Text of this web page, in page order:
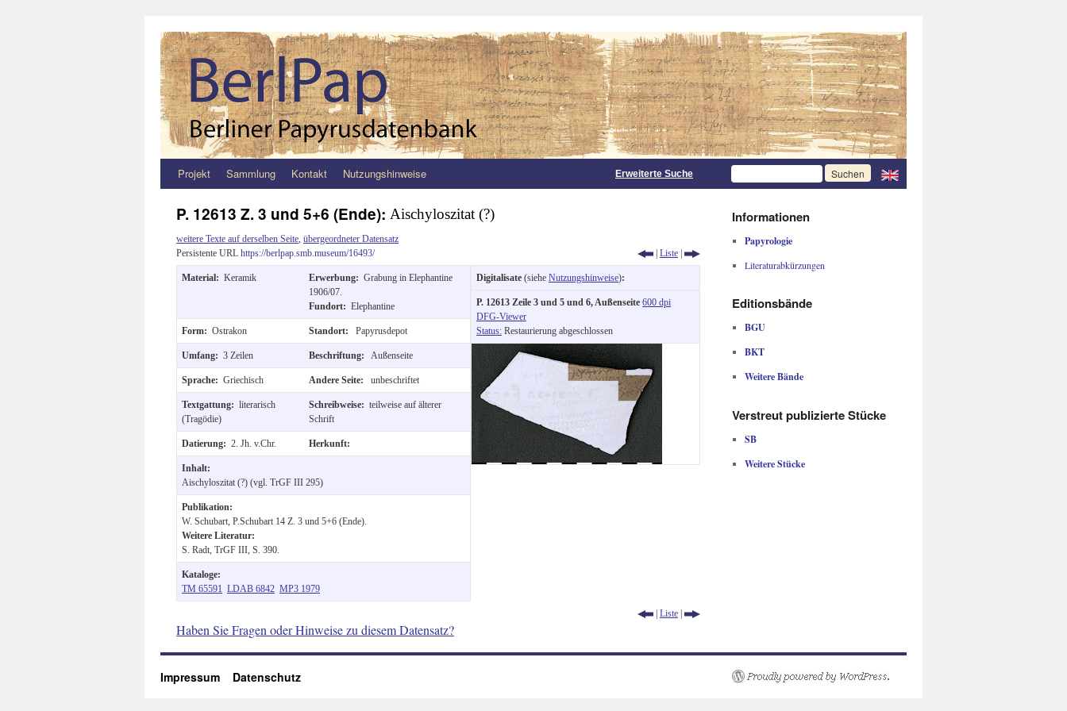
Zum
springen
Projekt Sammlung Kontakt Nutzungshinweise Erweiterte Suche
P. 12613 Z. 3 und 5+6 (Ende): Aischyloszitat (?)
weitere Texte auf derselben Seite übergeordneter Datensatz
Persistente URL https://berlpap.smb.museum/16493/ | Liste |
Material: Keramik Erwerbung: Grabung in Elephantine
1906/07.
Fundort: Elephantine
Form: Ostrakon Standort: Papyrusdepot
Umfang: 3 Zeilen Beschriftung: Außenseite
Sprache: Griechisch Andere Seite: unbeschriftet
Textgattung: literarisch
(Tragödie)
Schreibweise: teilweise auf älterer
Schrift
Datierung: 2. Jh. v.Chr. Herkunft:
Inhalt:
Aischyloszitat (?) (vgl. TrGF III 295)
Publikation:
W. Schubart, P.Schubart 14 Z. 3 und 5+6 (Ende).
Weitere Literatur:
S. Radt, TrGF III, S. 390.
Kataloge:
TM 65591 LDAB 6842 MP3 1979
Digitalisate (siehe Nutzungshinweise):
P. 12613 Zeile 3 und 5 und 6, Außenseite 600 dpi
DFG-Viewer
Status: Restaurierung abgeschlossen
| Liste |
Haben Sie Fragen oder Hinweise zu diesem Datensatz?
Informationen
Papyrologie
Literaturabkürzungen
Editionsbände
BGU
BKT
Weitere Bände
Verstreut publizierte Stücke
SB
Weitere Stücke
Impressum Datenschutz